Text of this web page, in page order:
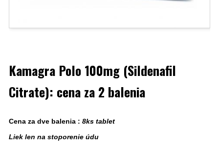
Kamagra Polo 100mg (Sildenafil
Citrate): cena za 2 balenia
Cena za dve balenia : 8ks tablet
Liek len na stoporenie údu